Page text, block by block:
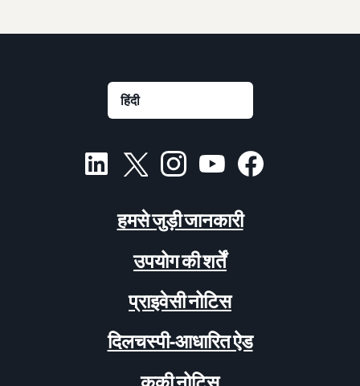
हमसे जुड़ी जानकारी
उपयोग की शर्तें
प्राइवेसी नोटिस
दिलचस्पी-आधारित ऐड